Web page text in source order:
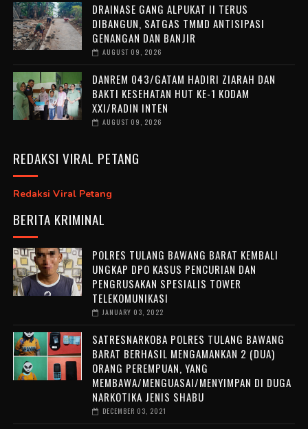
DRAINASE GANG ALPUKAT II TERUS
DIBANGUN, SATGAS TMMD ANTISIPASI
GENANGAN DAN BANJIR
AUGUST 09, 2026
DANREM 043/GATAM HADIRI ZIARAH DAN
BAKTI KESEHATAN HUT KE-1 KODAM
XXI/RADIN INTEN
AUGUST 09, 2026
REDAKSI VIRAL PETANG
Redaksi Viral Petang
BERITA KRIMINAL
POLRES TULANG BAWANG BARAT KEMBALI
UNGKAP DPO KASUS PENCURIAN DAN
PENGRUSAKAN SPESIALIS TOWER
TELEKOMUNIKASI
JANUARY 03, 2022
SATRESNARKOBA POLRES TULANG BAWANG
BARAT BERHASIL MENGAMANKAN 2 (DUA)
ORANG PEREMPUAN, YANG
MEMBAWA/MENGUASAI/MENYIMPAN DI DUGA
NARKOTIKA JENIS SHABU
DECEMBER 03, 2021